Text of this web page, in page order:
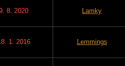
8. 2020 Lamky
1. 2016 Lemmings